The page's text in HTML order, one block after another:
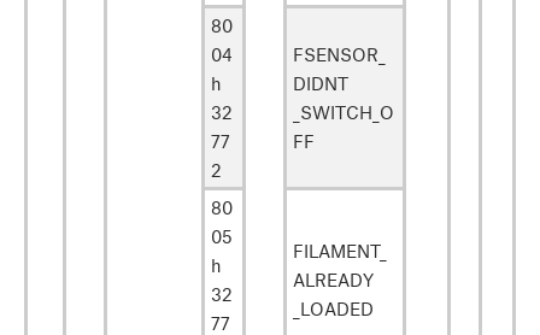
80
04
h
32
77
2
FSENSOR_
DIDNT
_SWITCH_O
FF
80
05
h
32
77
FILAMENT_
ALREADY
_LOADED